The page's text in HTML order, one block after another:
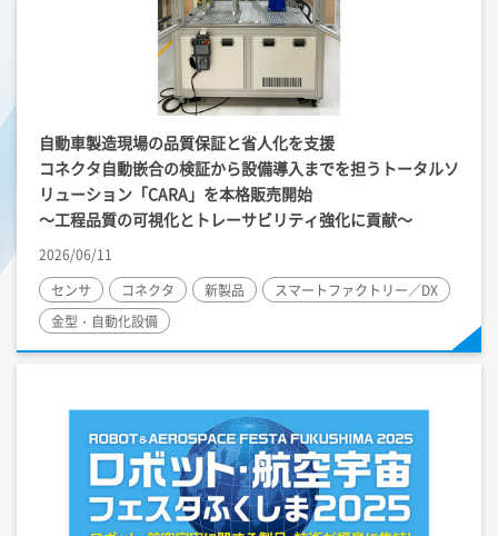
自動車製造現場の品質保証と省人化を支援
コネクタ自動嵌合の検証から設備導入までを担うトータルソ
リューション「CARA」を本格販売開始
～工程品質の可視化とトレーサビリティ強化に貢献～
2026/06/11
センサ
コネクタ 新製品
スマートファクトリー／DX
金型・自動化設備